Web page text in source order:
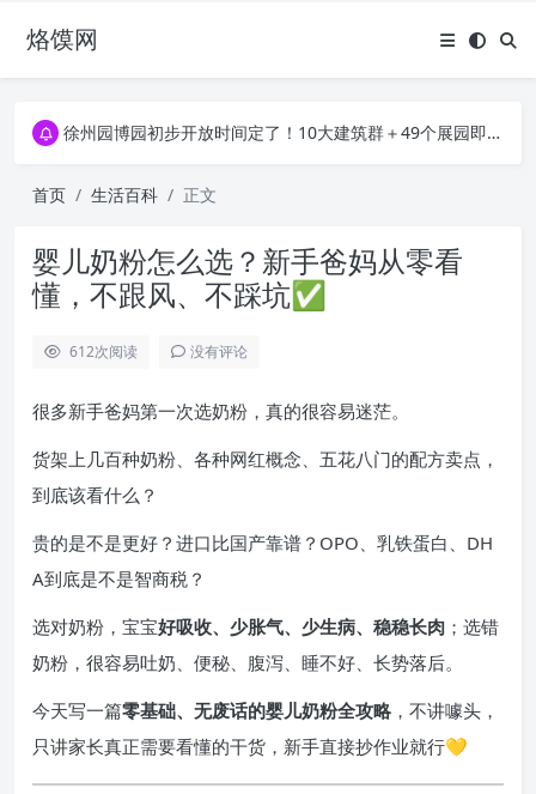
烙馍网16796个OpenClaw Skills合集下载｜总2.7G，压缩后仅738M，覆盖全场景技能
徐州园博园初步开放时间定了！10大建筑群＋49个展园即将亮相！
徐州园博园初步开放时间定了！10大建筑群＋49个展园即将亮相！
首页 生活百科 正文
婴儿奶粉怎么选？新手爸妈从零看
懂，不跟风、不踩坑✅
612次阅读 没有评论
很多新手爸妈第一次选奶粉，真的很容易迷茫。
货架上几百种奶粉、各种网红概念、五花八门的配方卖点，
到底该看什么？
贵的是不是更好？进口比国产靠谱？OPO、乳铁蛋白、DH
A到底是不是智商税？
选对奶粉，宝宝好吸收、少胀气、少生病、稳稳长肉 ；选错
奶粉，很容易吐奶、便秘、腹泻、睡不好、长势落后。
今天写一篇零基础、无废话的婴儿奶粉全攻略 ，不讲噱头，
只讲家长真正需要看懂的干货，新手直接抄作业就行💛